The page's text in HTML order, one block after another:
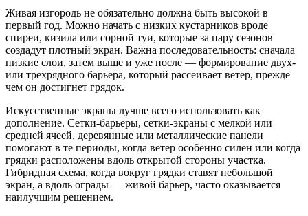
Живая изгородь не обязательно должна быть высокой в
первый год. Можно начать с низких кустарников вроде
спиреи, кизила или сорной туи, которые за пару сезонов
создадут плотный экран. Важна последовательность: сначала
низкие слои, затем выше и уже после — формирование двух-
или трехрядного барьера, который рассеивает ветер, прежде
чем он достигнет грядок.
Искусственные экраны лучше всего использовать как
дополнение. Сетки-барьеры, сетки-экраны с мелкой или
средней ячеей, деревянные или металлические панели
помогают в те периоды, когда ветер особенно силен или когда
грядки расположены вдоль открытой стороны участка.
Гибридная схема, когда вокруг грядки ставят небольшой
экран, а вдоль ограды — живой барьер, часто оказывается
наилучшим решением.